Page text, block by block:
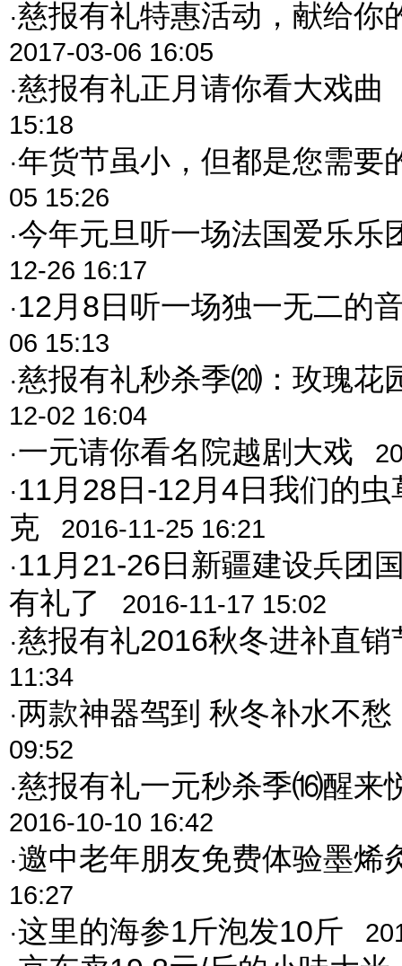
·慈报有礼特惠活动，献给你
2017-03-06 16:05
·慈报有礼正月请你看大戏曲
15:18
·年货节虽小，但都是您需要
05 15:26
·今年元旦听一场法国爱乐乐
12-26 16:17
·12月8日听一场独一无二的
06 15:13
·慈报有礼秒杀季⒇：玫瑰花
12-02 16:04
·一元请你看名院越剧大戏
·11月28日-12月4日我们的虫
克
2016-11-25 16:21
·11月21-26日新疆建设兵团
有礼了
2016-11-17 15:02
·慈报有礼2016秋冬进补直销
11:34
·两款神器驾到 秋冬补水不愁
09:52
·慈报有礼一元秒杀季⒃醒来
2016-10-10 16:42
·邀中老年朋友免费体验墨烯
16:27
·这里的海参1斤泡发10斤